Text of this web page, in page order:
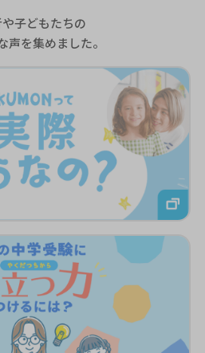
子どもたちの
声を集めました。